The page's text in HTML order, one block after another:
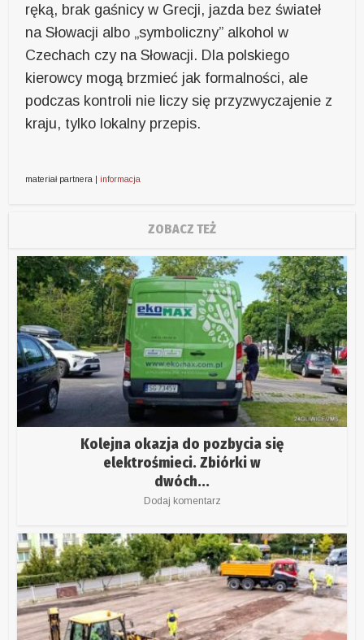
ręką, brak gaśnicy w Grecji, jazda bez świateł
na Słowacji albo „symboliczny” alkohol w
Czechach czy na Słowacji. Dla polskiego
kierowcy mogą brzmieć jak formalności, ale
podczas kontroli nie liczy się przyzwyczajenie z
kraju, tylko lokalny przepis.
materiał partnera | informacja
ZOBACZ TEŻ
Kolejna okazja do pozbycia się
elektrośmieci. Zbiórki w
dwóch...
Dodaj komentarz